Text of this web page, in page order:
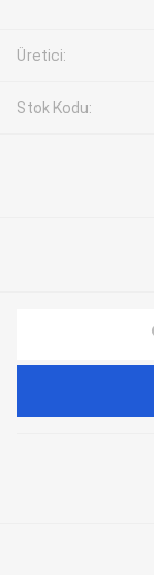
Üretici:
Stok Kodu: